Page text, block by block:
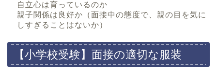
自立心は育っているのか
親子関係は良好か（面接中の態度で、親の目を気に
しすぎることはないか）
【小学校受験】面接の適切な服装